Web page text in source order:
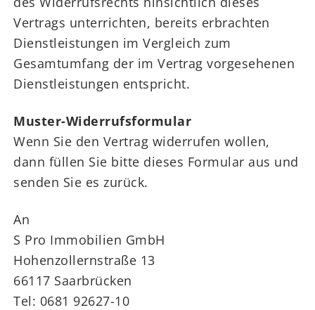
Vertrags unterrichten, bereits erbrachten
Dienstleistungen im Vergleich zum
Gesamtumfang der im Vertrag vorgesehenen
Dienstleistungen entspricht.
Muster-Widerrufsformular
Wenn Sie den Vertrag widerrufen wollen,
dann füllen Sie bitte dieses Formular aus und
senden Sie es zurück.
An
S Pro Immobilien GmbH
Hohenzollernstraße 13
66117 Saarbrücken
Tel: 0681 92627-10